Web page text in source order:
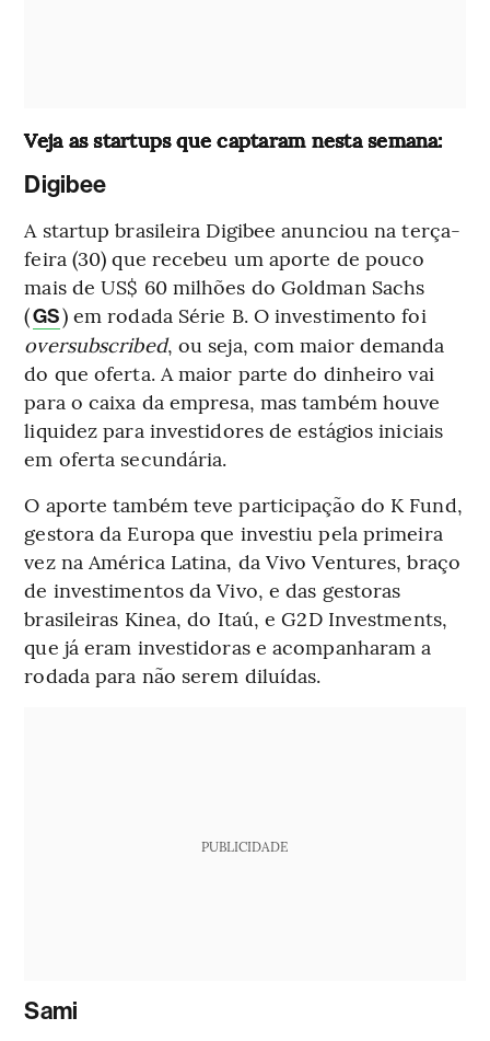
Veja as startups que captaram nesta semana:
Digibee
A startup brasileira Digibee anunciou na terça-
feira (30) que recebeu um aporte de pouco
mais de US$ 60 milhões do Goldman Sachs
(GS) em rodada Série B. O investimento foi
oversubscribed, ou seja, com maior demanda
do que oferta. A maior parte do dinheiro vai
para o caixa da empresa, mas também houve
liquidez para investidores de estágios iniciais
em oferta secundária.
O aporte também teve participação do K Fund,
gestora da Europa que investiu pela primeira
vez na América Latina, da Vivo Ventures, braço
de investimentos da Vivo, e das gestoras
brasileiras Kinea, do Itaú, e G2D Investments,
que já eram investidoras e acompanharam a
rodada para não serem diluídas.
PUBLICIDADE
Sami